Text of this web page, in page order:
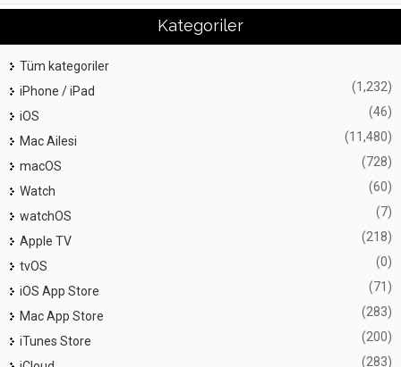
Kategoriler
Tüm kategoriler
iPhone / iPad
(1,232)
iOS (46)
Mac Ailesi (11,480)
macOS (728)
Watch (60)
watchOS (7)
Apple TV (218)
tvOS (0)
iOS App Store (71)
Mac App Store (283)
iTunes Store (200)
(283)